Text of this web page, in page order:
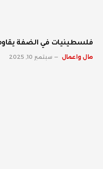
فلسطينيات في الضفة
مال واعمال سبتمبر 10, 2025